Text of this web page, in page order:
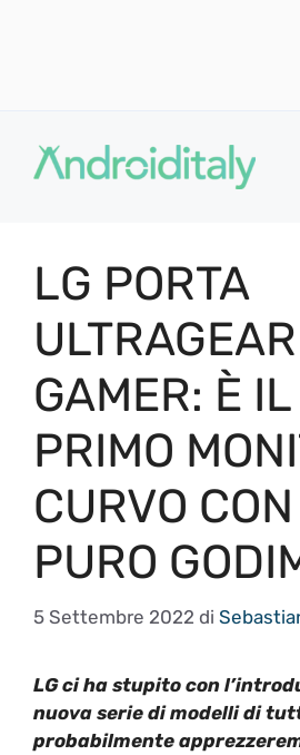
contenuto
LG PORTA
GAMER: È
PRIMO
CURVO
PURO
5 Settembre 2022 di
LG ci ha stupito con
nuova serie di modelli di
probabilmente